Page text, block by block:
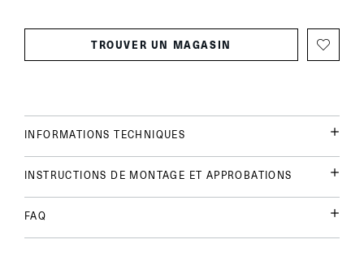
TROUVER UN MAGASIN
INFORMATIONS TECHNIQUES
INSTRUCTIONS DE MONTAGE ET APPROBATIONS
FAQ